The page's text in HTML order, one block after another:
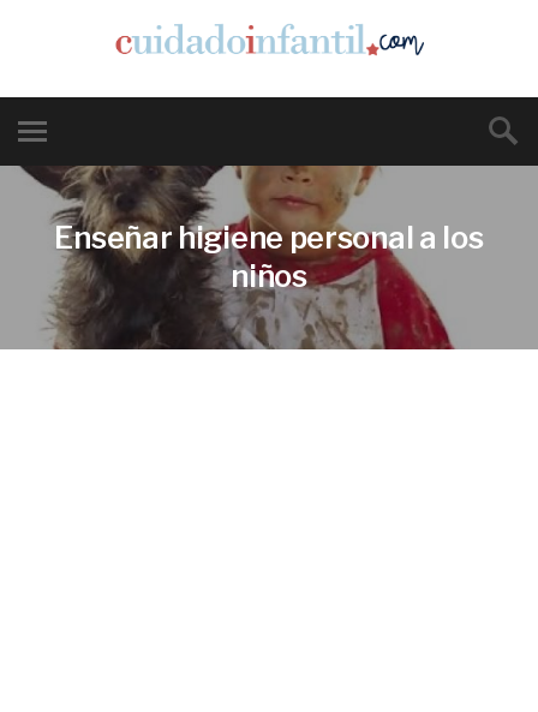
Enseñar higiene personal a los
niños